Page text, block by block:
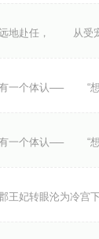
地赴任， 从受宠
一个体认── “想
一个体认── “想
王妃转眼沦为冷